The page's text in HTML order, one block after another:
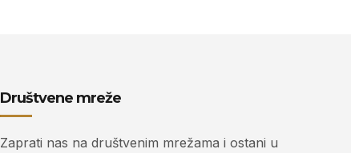
Društvene mreže
Zaprati nas na društvenim mrežama i ostani u